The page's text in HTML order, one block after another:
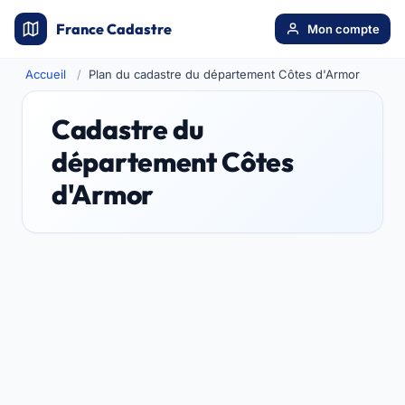
France Cadastre Mon compte
Accueil Plan du cadastre du département Côtes d'Armor
Cadastre du
département Côtes
d'Armor